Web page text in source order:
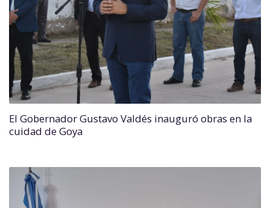
El Gobernador Gustavo Valdés inauguró obras en la
cuidad de Goya